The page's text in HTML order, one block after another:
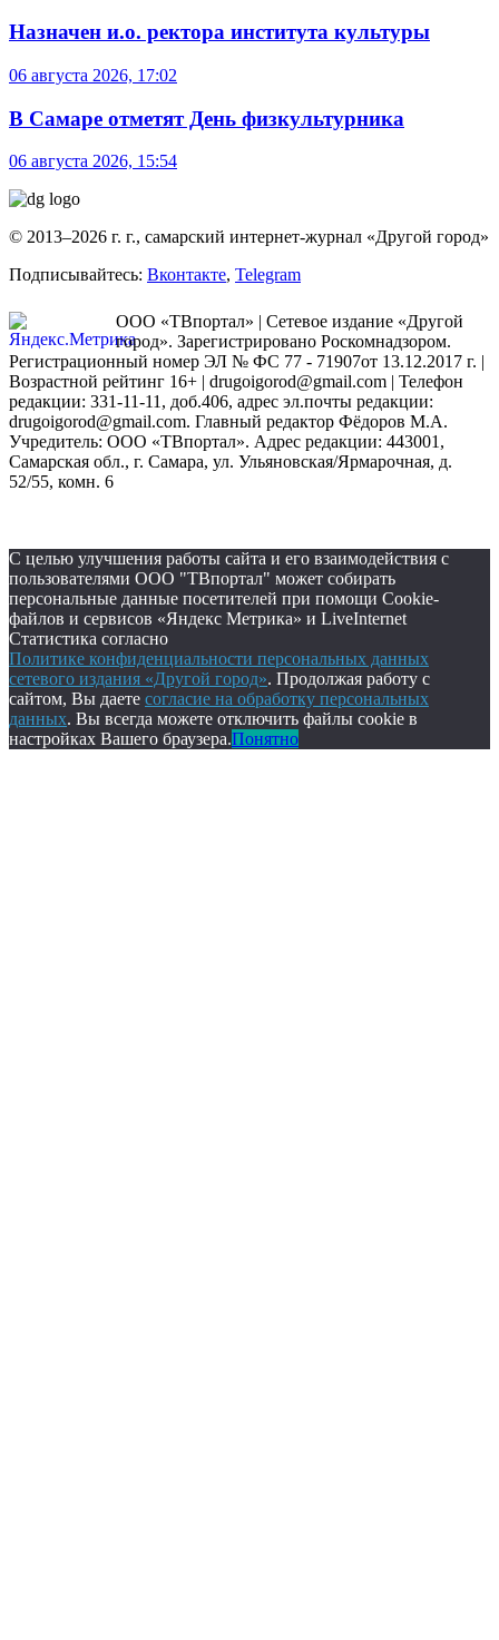
Назначен и.о. ректора института культуры
06 августа 2026, 17:02
В Самаре отметят День физкультурника
06 августа 2026, 15:54
© 2013–2026 г. г., самарский интернет-журнал «Другой город»
Подписывайтесь: Вконтакте, Telegram
ООО «ТВпортал» | Сетевое издание «Другой
город». Зарегистрировано Роскомнадзором.
Регистрационный номер ЭЛ № ФС 77 - 71907от 13.12.2017 г. |
Возрастной рейтинг 16+ | drugoigorod@gmail.com | Телефон
редакции: 331-11-11, доб.406, адрес эл.почты редакции:
drugoigorod@gmail.com. Главный редактор Фёдоров М.А.
Учредитель: ООО «ТВпортал». Адрес редакции: 443001,
Самарская обл., г. Самара, ул. Ульяновская/Ярмарочная, д.
52/55, комн. 6
С целью улучшения работы сайта и его взаимодействия с
пользователями ООО "ТВпортал" может собирать
персональные данные посетителей при помощи Cookie-
файлов и сервисов «Яндекс Метрика» и LiveInternet
Статистика согласно
Политике конфиденциальности персональных данных
сетевого издания «Другой город». Продолжая работу с
сайтом, Вы даете согласие на обработку персональных
данных. Вы всегда можете отключить файлы cookie в
настройках Вашего браузера.Понятно